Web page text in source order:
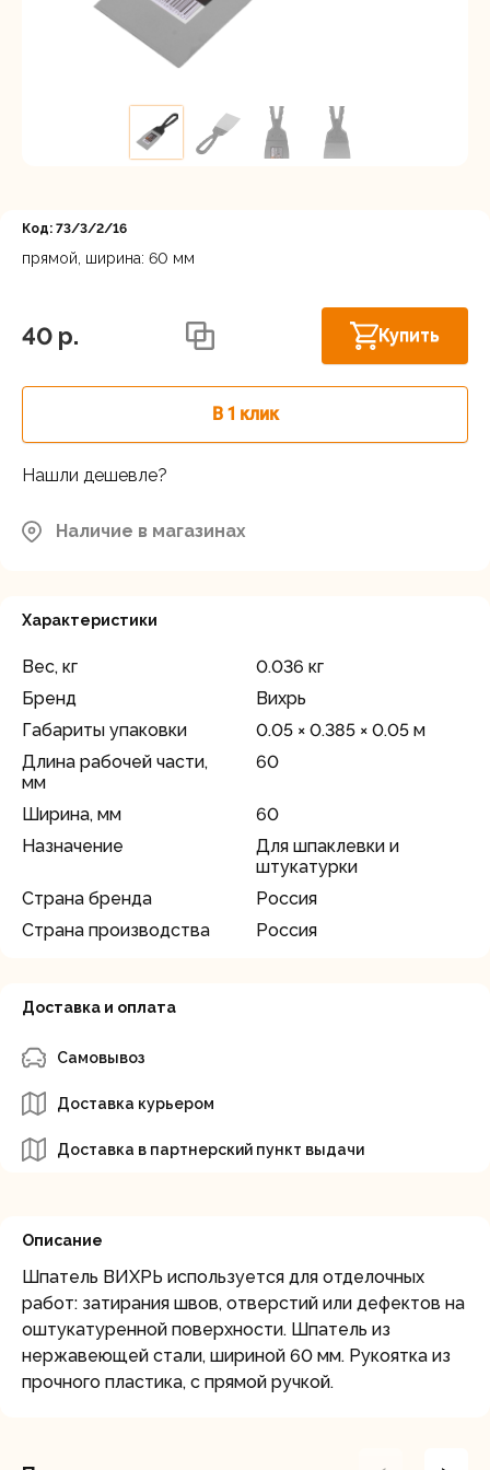
Код: 73/3/2/16
прямой, ширина: 60 мм
40 p. Купить
В 1 клик
Нашли дешевле?
Наличие в магазинах
31-й км, 34/1
В наличии
г.Балашиха: шоссе Энтузиастов,
Западная коммунальная зона, вл. 4
район, д.Грибки, ул. Промышленная
Характеристики
Вес, кг
0.036 кг
Бренд
Вихрь
Габариты упаковки
0.05 × 0.385 × 0.05 м
Длина рабочей части,
мм
60
Ширина, мм
60
Назначение
Для шпаклевки и
штукатурки
Страна бренда
Россия
Страна производства
Россия
Доставка и оплата
Самовывоз
Доставка курьером
Доставка в партнерский пункт выдачи
Описание
Шпатель ВИХРЬ используется для отделочных
работ: затирания швов, отверстий или дефектов на
оштукатуренной поверхности. Шпатель из
нержавеющей cтали, шириной 60 мм. Рукоятка из
прочного пластика, с прямой ручкой.
Регистрация